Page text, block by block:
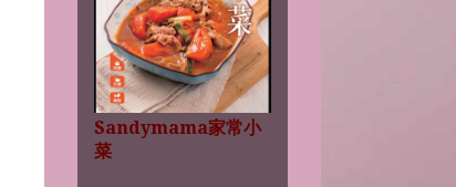
Sandymama家常小
菜